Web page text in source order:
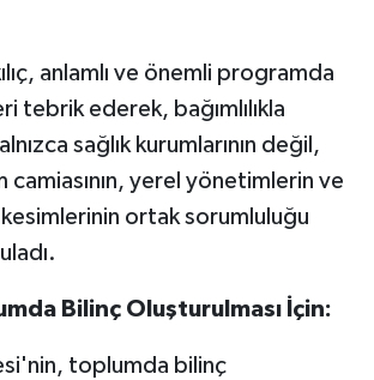
anlamlı ve önemli programda
tebrik ederek, bağımlılıkla
sağlık kurumlarının değil,
camiasının, yerel yönetimlerin ve
ortak sorumluluğu
Bilinç Oluşturulması İçin:
toplumda bilinç